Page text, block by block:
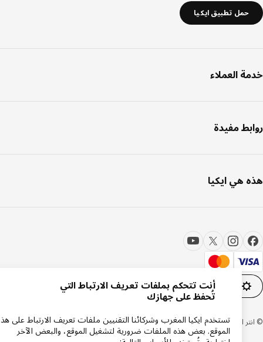
حمل تطبيق ايكيا
العملاء
مفيدة
هي ايكيا
إعدادات ملفات تعريف الارتباط AR
ايكيا سيستمز بي 1999-2026
أنت تتحكم بملفات تعريف الارتباط التي
تُحفظ على جهازك
تستخدم ايكيا المغرب وشركائنا التقنيين ملفات تعريف الارتباط على هذا
الموقع. بعض هذه الملفات ضرورية لتشغيل الموقع، والبعض الآخر